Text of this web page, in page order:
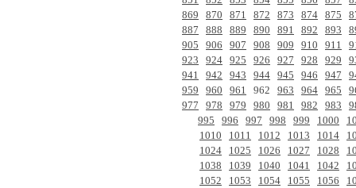
869
870 871 872 873 874 875
887
888 889 890 891 892 893
905
906 907 908 909 910 911
923
924 925 926 927 928 929
941
942 943 944 945 946 947
959
960 961 962 963 964 965
977
978 979 980 981 982 983
995
996 997 998 999 1000
1010
1011 1012 1013 1014
1024
1025 1026 1027 1028
1038
1039 1040 1041 1042
1052
1053 1054 1055 1056